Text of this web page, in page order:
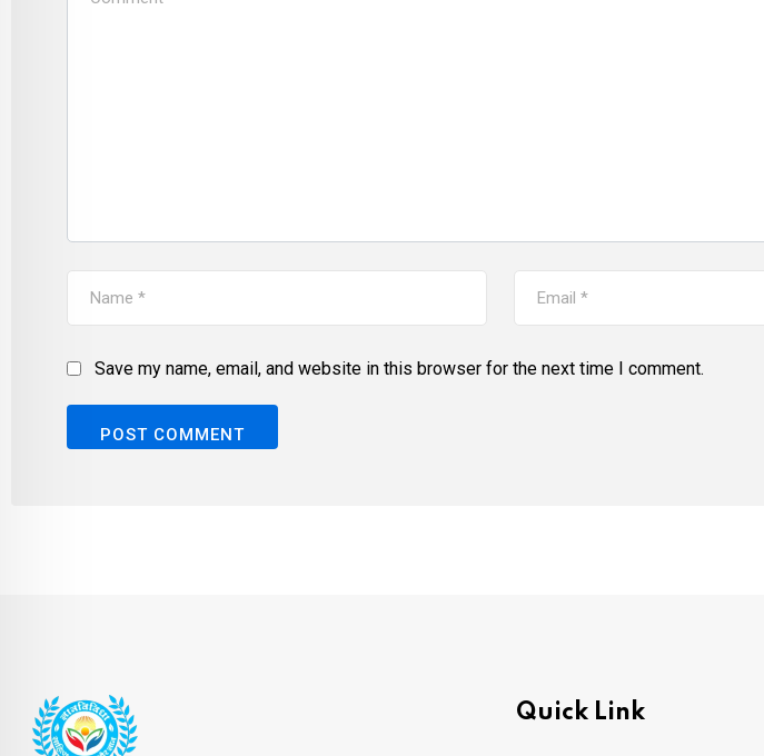
Save my name, email, and website in this browser for the next time I comment.
Quick Link